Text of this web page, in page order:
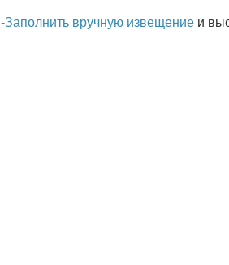
-Заполнить вручную извещение и